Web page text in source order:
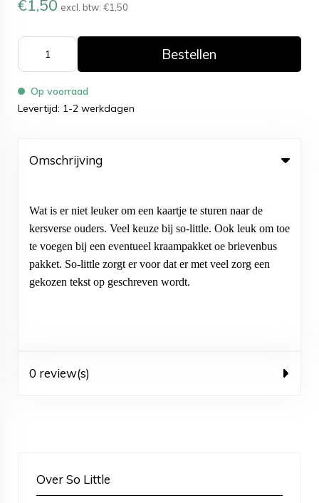
€1,50 excl. btw: €1,50
Bestellen
Op voorraad
Levertijd: 1-2 werkdagen
Omschrijving
Wat is er niet leuker om een kaartje te sturen naar de
kersverse ouders. Veel keuze bij so-little. Ook leuk om toe
te voegen bij een eventueel kraampakket oe brievenbus
pakket. So-little zorgt er voor dat er met veel zorg een
gekozen tekst op geschreven wordt.
0 review(s)
Over So Little